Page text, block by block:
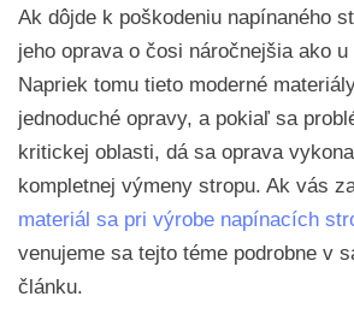
Ak dôjde k poškodeniu napínaného
jeho oprava o čosi náročnejšia ako
Napriek tomu tieto moderné
jednoduché opravy, a pokiaľ sa
kritickej oblasti, dá sa oprava
kompletnej výmeny stropu. Ak vás
materiál sa pri výrobe napínacích
venujeme sa tejto téme podrobne v
článku.